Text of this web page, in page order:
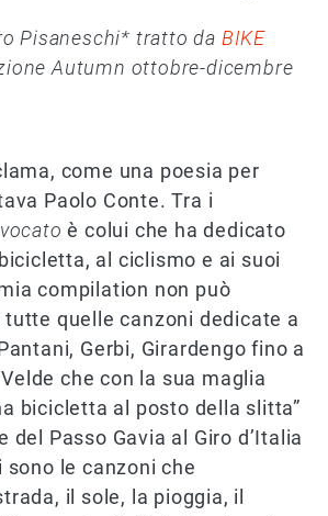
Pisaneschi* tratto da BIKE
Autumn ottobre-dicembre
come una poesia per
Paolo Conte. Tra i
è colui che ha dedicato
al ciclismo e ai suoi
compilation non può
tutte quelle canzoni dedicate a
Gerbi, Girardengo fino a
che con la sua maglia
bicicletta al posto della slitta”
del Passo Gavia al Giro d’Italia
sono le canzoni che
il sole, la pioggia, il